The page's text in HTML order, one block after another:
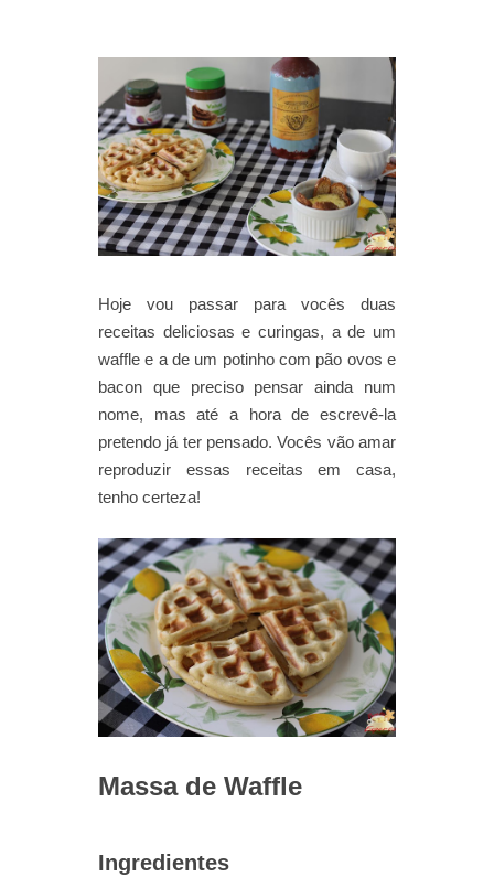
Hoje vou passar para vocês duas
receitas deliciosas e curingas, a de um
waffle e a de um potinho com pão ovos e
bacon que preciso pensar ainda num
nome, mas até a hora de escrevê-la
pretendo já ter pensado. Vocês vão amar
reproduzir essas receitas em casa,
tenho certeza!
Massa de Waffle
Ingredientes